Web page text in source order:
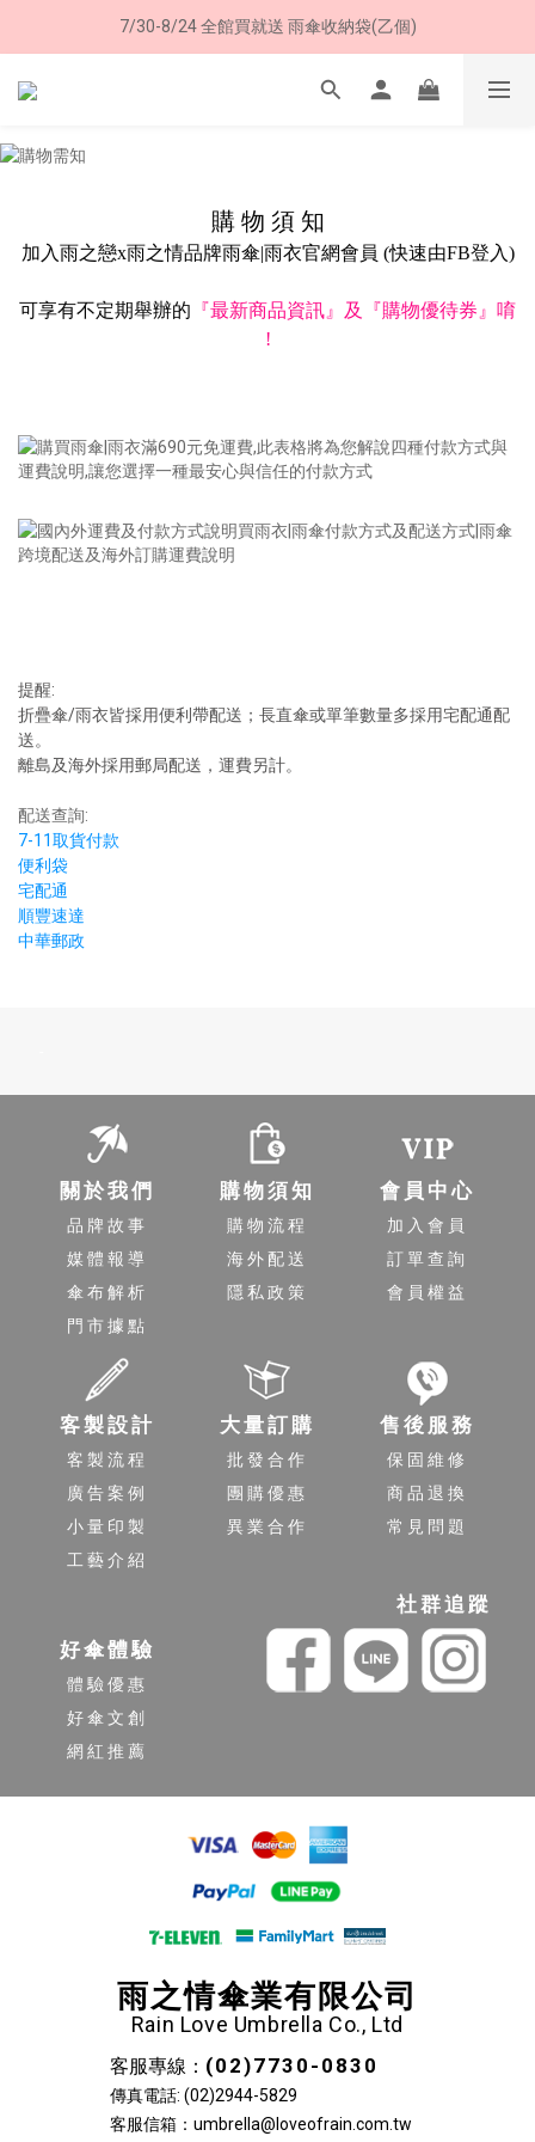
8/8 父親節限定 超商取貨免運費
7/30-8/24 全館買就送 雨傘收納袋(乙個)
8/8 父親節限定 超商取貨免運費
購 物 須 知
加入雨之戀x雨之情品牌雨傘|雨衣官網會員 (快速由FB登入)
可享有不定期舉辦的 『最新商品資訊 』 及 『購物優待券 』 唷
!
提醒:
折疊傘/雨衣皆採用便利帶配送；長直傘或單筆數量多採用宅配通配
送。
離島及海外採用郵局配送，運費另計。
配送查詢:
7-11取貨付款
便利袋
宅配通
順豐速達
中華郵政
關於我們
品牌故事
媒體報導
傘布解析
門市據點
購物須知
購物流程
海外配送
隱私政策
會員中心
加入會員
訂單查詢
會員權益
客製設計
客製流程
廣告案例
小量印製
工藝介紹
大量訂購
批發合作
團購優惠
異業合作
售後服務
保固維修
商品退換
常見問題
好傘體驗
體驗優惠
好傘文創
網紅推薦
社群追蹤
雨之情傘業有限公司
Rain Love Umbrella Co., Ltd
客服專線： (02)7730-0830
傳真電話: (02)2944-5829
客服信箱：umbrella@loveofrain.com.tw